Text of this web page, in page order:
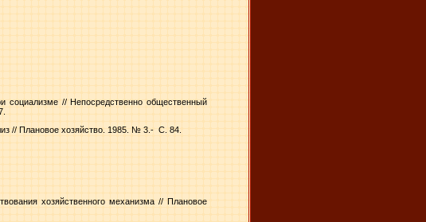
социализме // Непосредственно общественный
// Плановое хозяйство. 1985. № 3.- С. 84.
хозяйственного механизма // Плановое